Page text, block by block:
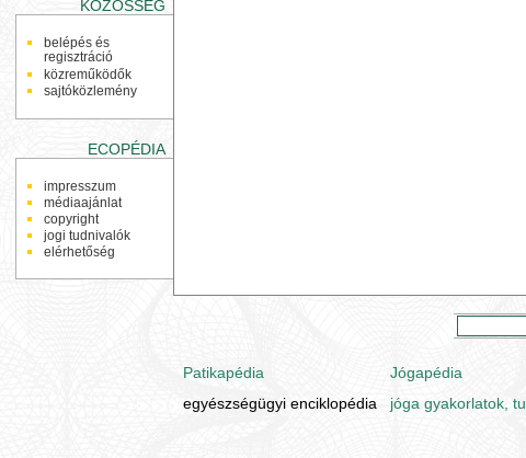
KÖZÖSSÉG
belépés és
regisztráció
közreműködők
sajtóközlemény
ECOPÉDIA
impresszum
médiaajánlat
copyright
jogi tudnivalók
elérhetőség
Patikapédia Jógapédia
egyészségügyi enciklopédia
jóga gyakorlatok,